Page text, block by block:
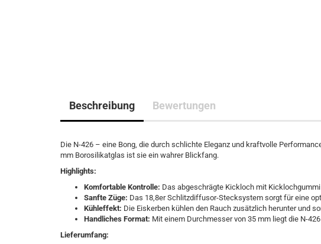
Beschreibung Bewertungen
Die N-426 – eine Bong, die durch schlichte Eleganz und kraftvolle
mm Borosilikatglas ist sie ein wahrer Blickfang.
Highlights:
Komfortable Kontrolle: Das abgeschrägte Kickloch mit
Sanfte Züge: Das 18,8er Schlitzdiffusor-Stecksystem sorgt für eine
Kühleffekt: Die Eiskerben kühlen den Rauch zusätzlich herunter und
Handliches Format: Mit einem Durchmesser von 35 mm liegt die N-
Lieferumfang: